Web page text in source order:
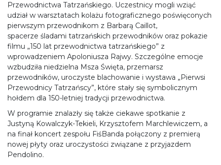
Przewodnictwa Tatrzańskiego. Uczestnicy mogli wziąć
udział w warsztatach kolażu fotograficznego poświęconych
pierwszym przewodnikom z Barbarą Caillot,
spacerze śladami tatrzańskich przewodników oraz pokazie
filmu „150 lat przewodnictwa tatrzańskiego” z
wprowadzeniem Apoloniusza Rajwy. Szczególne emocje
wzbudziła niedzielna Msza Święta, przemarsz
przewodników, uroczyste blachowanie i wystawa „Pierwsi
Przewodnicy Tatrzańscy”, które stały się symbolicznym
hołdem dla 150-letniej tradycji przewodnictwa.
W programie znalazły się także ciekawe spotkanie z
Justyną Kowalczyk-Tekieli, Krzysztofem Marchlewiczem, a
na finał koncert zespołu FiśBanda połączony z premierą
nowej płyty oraz uroczystości związane z przyjazdem
Pendolino.